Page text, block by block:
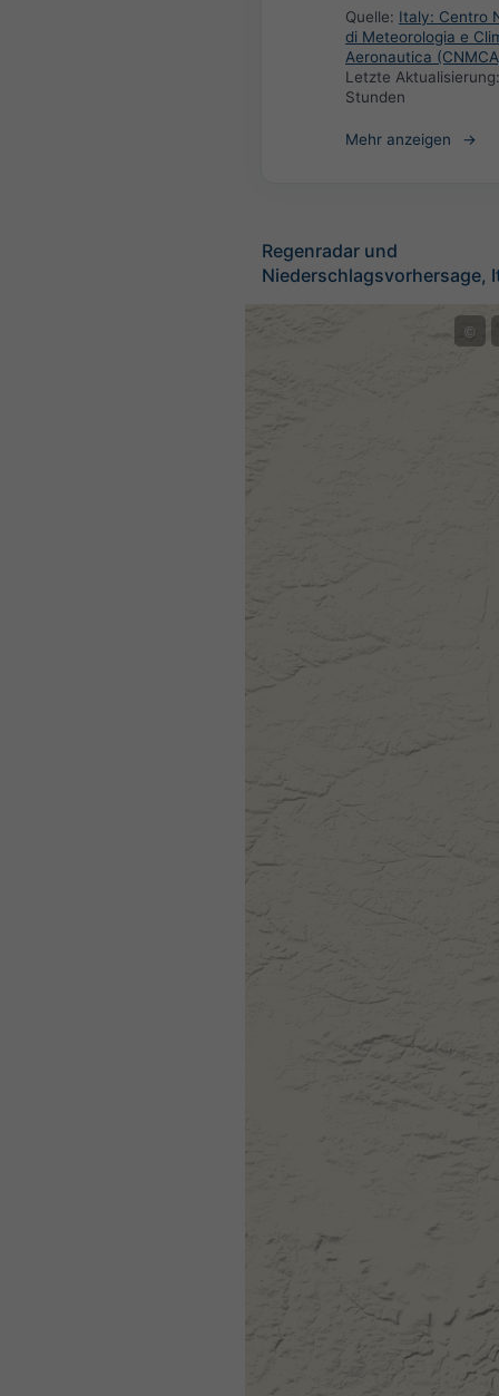
Quelle: Italy: Centro
di Meteorologia e
Aeronautica
Letzte
Stunden
Mehr anzeigen
Regenradar und
Niederschlagsvorhersage,
©